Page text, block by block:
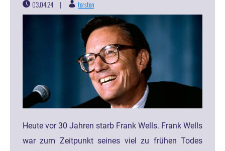
03.04.24 torsten
Heute vor 30 Jahren starb Frank Wells. Frank Wells
war zum Zeitpunkt seines viel zu frühen Todes